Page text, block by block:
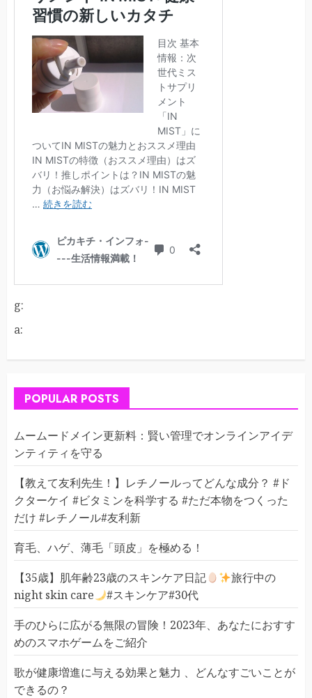
g:
a:
POPULAR POSTS
ムームードメイン更新料：賢い管理でオンラインアイデ
ンティティを守る
【教えて友利先生！】レチノールってどんな成分？ #ド
クターケイ #ビタミンを科学する #ただ本物をつくった
だけ #レチノール#友利新
育毛、ハゲ、薄毛「頭皮」を極める！
【35歳】肌年齢23歳のスキンケア日記
旅行中の
night skin care
#スキンケア#30代
手のひらに広がる無限の冒険！2023年、あなたにおすす
めのスマホゲームをご紹介
歌が健康増進に与える効果と魅力 、どんなすごいことが
できるの？